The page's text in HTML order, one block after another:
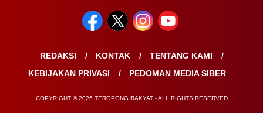
REDAKSI KONTAK
TENTANG KAMI
KEBIJAKAN PRIVASI
PEDOMAN MEDIA SIBER
COPYRIGHT © 2026 TEROPONG RAKYAT - ALL RIGHTS RESERVED